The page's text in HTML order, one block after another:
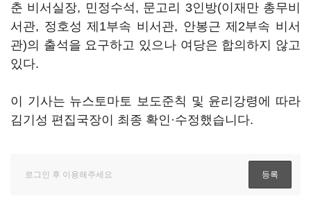
춘 비서실장, 민정수석, 문고리 3인방(이재만 총무비
서관, 정호성 제1부속 비서관, 안봉근 제2부속 비서
관)의 출석을 요구하고 있으나 여당은 합의하지 않고
있다.
이 기사는 뉴스토마토 보도준칙 및 윤리강령에 따라
김기성 편집국장이 최종 확인·수정했습니다.